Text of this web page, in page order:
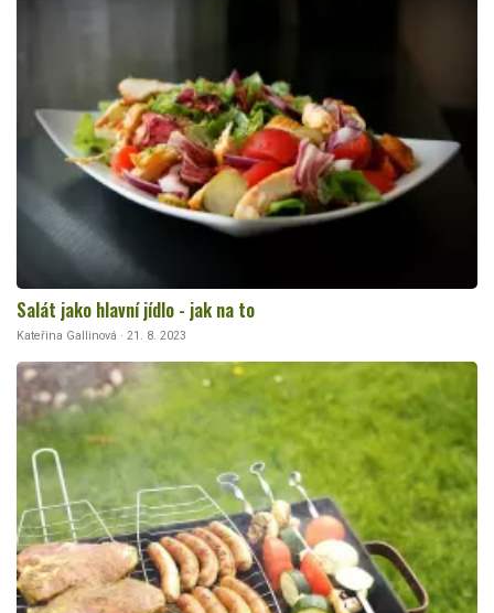
Salát jako hlavní jídlo - jak na to
Kateřina Gallinová · 21. 8. 2023